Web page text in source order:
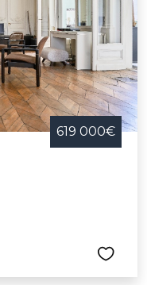
619 000€